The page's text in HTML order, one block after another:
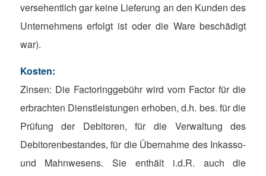
versehentlich gar keine Lieferung an den Kunden des
Unternehmens erfolgt ist oder die Ware beschädigt
war).
Kosten:
Zinsen: Die Factoringgebühr wird vom Factor für die
erbrachten Dienstleistungen erhoben, d.h. bes. für die
Prüfung der Debitoren, für die Verwaltung des
Debitorenbestandes, für die Übernahme des Inkasso-
und Mahnwesens. Sie enthält i.d.R. auch die